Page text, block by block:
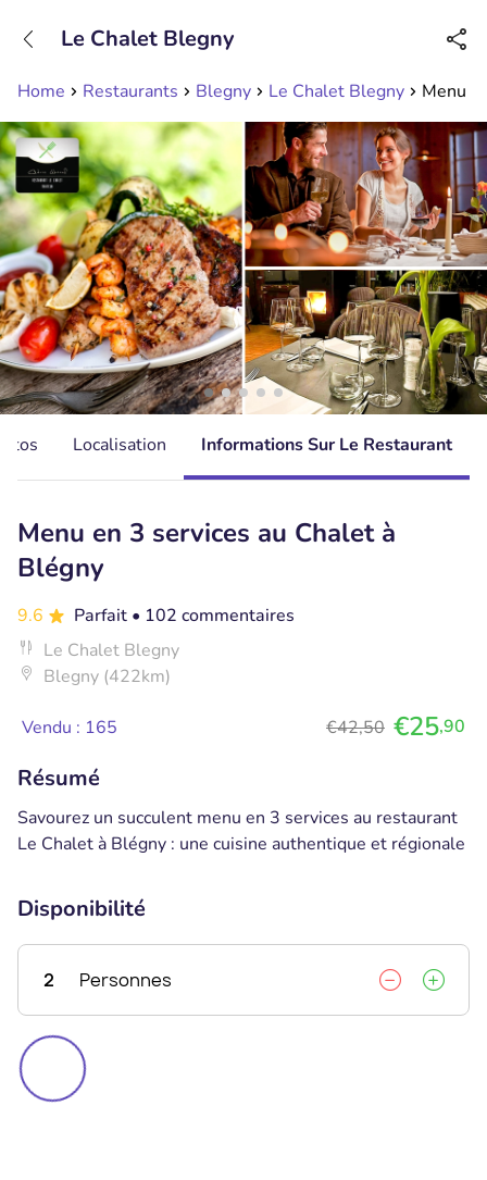
Disponible jusqu'à 23:00 heures
Home Restaurants Blegny Le Chalet Blegny Menu
Le Chalet Blegny
Localisation Informations Sur Le Restaurant
Menu en 3 services au Chalet à
Blégny
9.6 Parfait • 102 commentaires
Le Chalet Blegny
Blegny (422km)
Vendu : 165 €42,50 €25,90
Résumé
Savourez un succulent menu en 3 services au restaurant
Le Chalet à Blégny : une cuisine authentique et régionale
Disponibilité
2 Personnes